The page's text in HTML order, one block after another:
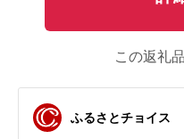
この返礼
ふるさとチョイス